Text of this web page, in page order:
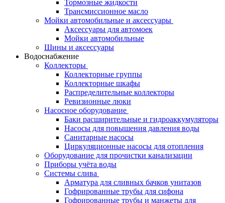
Тормозные жидкости
Трансмиссионное масло
Мойки автомобильные и аксессуары
Аксессуары для автомоек
Мойки автомобильные
Шины и аксессуары
Водоснабжение
Коллекторы
Коллекторные группы
Коллекторные шкафы
Распределительные коллекторы
Ревизионные люки
Насосное оборудование
Баки расширительные и гидроаккумуляторы
Насосы для повышения давления воды
Санитарные насосы
Циркуляционные насосы для отопления
Оборудование для прочистки канализации
Приборы учёта воды
Системы слива
Арматура для сливных бачков унитазов
Гофрированные трубы для сифона
Гофрированные трубы и манжеты для